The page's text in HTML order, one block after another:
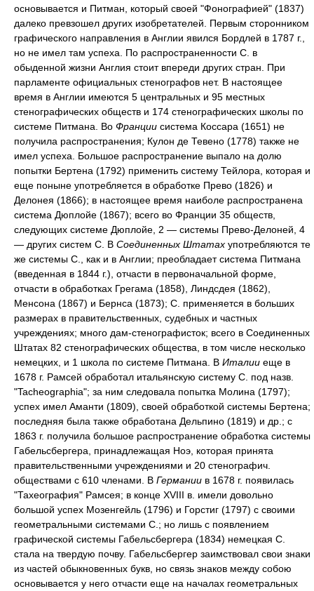
основывается и Питман, который своей "Фонографией" (1837)
далеко превзошел других изобретателей. Первым сторонником
графического направления в Англии явился Бордлей в 1787 г.,
но не имел там успеха. По распространенности С. в
обыденной жизни Англия стоит впереди других стран. При
парламенте официальных стенографов нет. В настоящее
время в Англии имеются 5 центральных и 95 местных
стенографических обществ и 174 стенографических школы по
системе Питмана. Во Франции система Коссара (1651) не
получила распространения; Кулон де Тевено (1778) также не
имел успеха. Большое распространение выпало на долю
попытки Бертена (1792) применить систему Тейлора, которая и
еще поныне употребляется в обработке Прево (1826) и
Делонея (1866); в настоящее время наиболе распространена
система Дюплойе (1867); всего во Франции 35 обществ,
следующих системе Дюплойе, 2 — системы Прево-Делоней, 4
— других систем С. В Соединенных Штатах употребляются те
же системы С., как и в Англии; преобладает система Питмана
(введенная в 1844 г.), отчасти в первоначальной форме,
отчасти в обработках Грегама (1858), Линдсдея (1862),
Менсона (1867) и Бернса (1873); С. применяется в больших
размерах в правительственных, судебных и частных
учреждениях; много дам-стенографисток; всего в Соединенных
Штатах 82 стенографических общества, в том числе несколько
немецких, и 1 школа по системе Питмана. В Италии еще в
1678 г. Рамсей обработал итальянскую систему С. под назв.
"Tacheographia"; за ним следовала попытка Молина (1797);
успех имел Аманти (1809), своей обработкой системы Бертена;
последняя была также обработана Дельпино (1819) и др.; с
1863 г. получила большое распространение обработка системы
Габельсбергера, принадлежащая Ноэ, которая принята
правительственными учреждениями и 20 стенографич.
обществами с 610 членами. В Германии в 1678 г. появилась
"Тахеография" Рамсея; в конце XVIII в. имели довольно
большой успех Мозенгейль (1796) и Горстиг (1797) с своими
геометральными системами С.; но лишь с появлением
графической системы Габельсбергера (1834) немецкая С.
стала на твердую почву. Габельсбергер заимствовал свои знаки
из частей обыкновенных букв, но связь знаков между собою
основывается у него отчасти еще на началах геометральных